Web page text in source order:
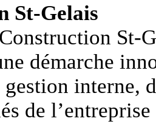
St-Gelais
St-
démarche
gestion interne,
de